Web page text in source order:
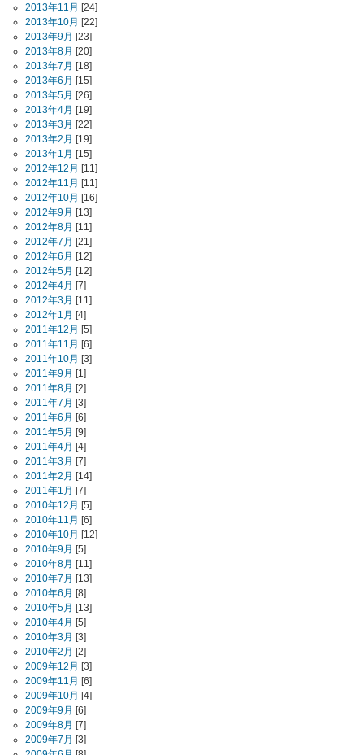
2013年11月 [24]
2013年10月 [22]
2013年9月 [23]
2013年8月 [20]
2013年7月 [18]
2013年6月 [15]
2013年5月 [26]
2013年4月 [19]
2013年3月 [22]
2013年2月 [19]
2013年1月 [15]
2012年12月 [11]
2012年11月 [11]
2012年10月 [16]
2012年9月 [13]
2012年8月 [11]
2012年7月 [21]
2012年6月 [12]
2012年5月 [12]
2012年4月 [7]
2012年3月 [11]
2012年1月 [4]
2011年12月 [5]
2011年11月 [6]
2011年10月 [3]
2011年9月 [1]
2011年8月 [2]
2011年7月 [3]
2011年6月 [6]
2011年5月 [9]
2011年4月 [4]
2011年3月 [7]
2011年2月 [14]
2011年1月 [7]
2010年12月 [5]
2010年11月 [6]
2010年10月 [12]
2010年9月 [5]
2010年8月 [11]
2010年7月 [13]
2010年6月 [8]
2010年5月 [13]
2010年4月 [5]
2010年3月 [3]
2010年2月 [2]
2009年12月 [3]
2009年11月 [6]
2009年10月 [4]
2009年9月 [6]
2009年8月 [7]
2009年7月 [3]